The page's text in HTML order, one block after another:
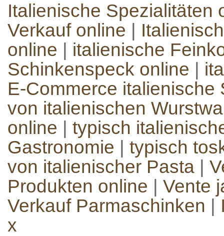
Italienische Spezialitäten
Verkauf online
online
italienische
Schinkenspeck online
E-Commerce italienische
von italienischen
online
typisch
Gastronomie
typisch
von italienischer Pasta
Produkten online
Vente
Verkauf Parmaschinken
x